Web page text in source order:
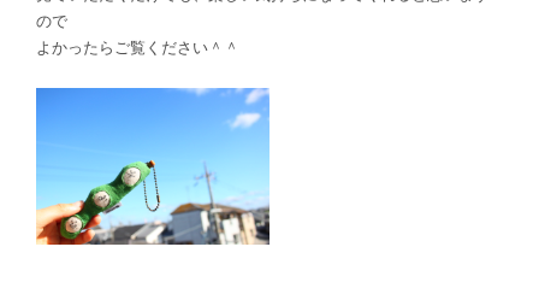
ので
よかったらご覧ください＾＾